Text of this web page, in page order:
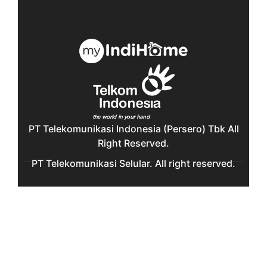
PT Telekomunikasi Indonesia (Persero) Tbk All
Right Reserved.
PT Telekomunikasi Selular. All right reserved.